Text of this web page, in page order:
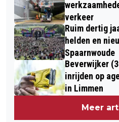
verkeer
Ruim dertig
helden en
Spaarnwoude
Beverwijker
inrijden op
in Limmen
Meer